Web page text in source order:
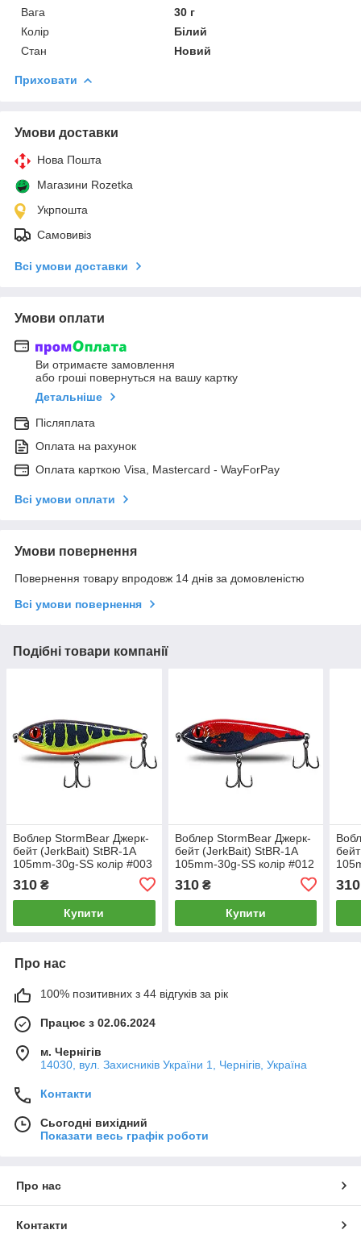
Вага
30 г
Колір
Білий
Стан
Новий
Приховати
Умови доставки
Нова Пошта
Магазини Rozetka
Укрпошта
Самовивіз
Всі умови доставки
Умови оплати
Ви отримаєте замовлення
або гроші повернуться на вашу картку
Детальніше
Післяплата
Оплата на рахунок
Оплата карткою Visa, Mastercard - WayForPay
Всі умови оплати
Умови повернення
Повернення товару впродовж 14 днів за домовленістю
Всі умови повернення
Подібні товари компанії
Воблер StormBear Джерк-
бейт (JerkBait) StBR-1A
105mm-30g-SS колір #003
310 ₴
Купити
Воблер StormBear Джерк-
бейт (JerkBait) StBR-1A
105mm-30g-SS колір #012
310₴
Купити
310
Про нас
100% позитивних з 44 відгуків за рік
Працює з 02.06.2024
м. Чернігів
14030, вул. Захисників України 1, Чернігів, Україна
Контакти
Сьогодні вихідний
Показати весь графік роботи
Про нас
Контакти